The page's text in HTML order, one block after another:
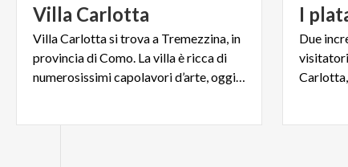
Villa Carlotta
Villa Carlotta si trova a Tremezzina, in
provincia di Como. La villa è ricca di
numerosissimi capolavori d’arte, oggi esposti all'interno
I
Due